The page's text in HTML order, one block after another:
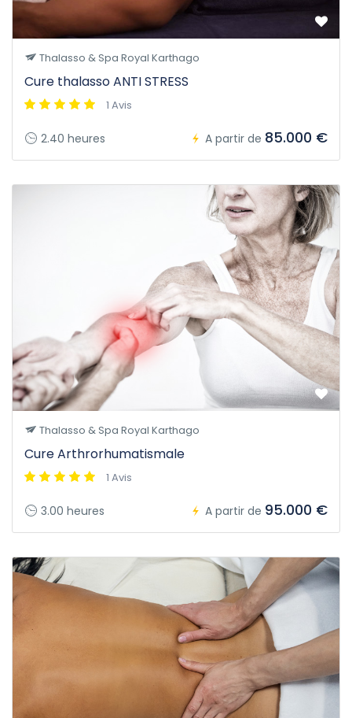
Thalasso & Spa Royal Karthago
Cure thalasso ANTI STRESS
1 Avis
2.40 heures A partir de 85.000 €
Thalasso & Spa Royal Karthago
Cure Arthrorhumatismale
1 Avis
3.00 heures A partir de 95.000 €